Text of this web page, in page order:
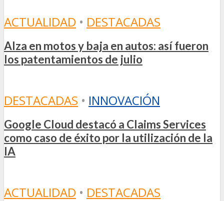
ACTUALIDAD • DESTACADAS
Alza en motos y baja en autos: así fueron
los patentamientos de julio
DESTACADAS • INNOVACIÓN
Google Cloud destacó a Claims Services
como caso de éxito por la utilización de la
IA
ACTUALIDAD • DESTACADAS